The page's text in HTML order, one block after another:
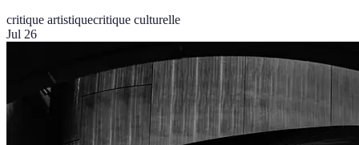
critique artistiquecritique culturelle
Jul 26